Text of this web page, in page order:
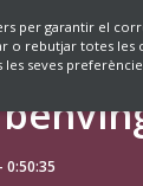
0:50:35
per garantir el
o rebutjar totes
seves